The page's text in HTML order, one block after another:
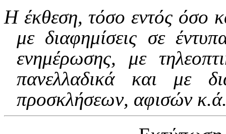
Η έκθεση, τόσο εντός όσο
με διαφημίσεις σε
ενημέρωσης, με
πανελλαδικά και με
προσκλήσεων, αφισών